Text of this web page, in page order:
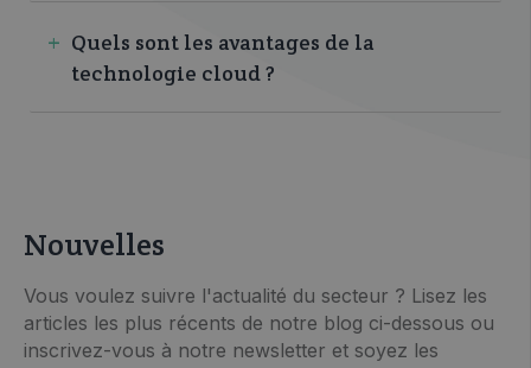
Quels sont les avantages de la
technologie cloud ?
Nouvelles
Vous voulez suivre l'actualité du secteur ? Lisez les
articles les plus récents de notre blog ci-dessous ou
inscrivez-vous à notre newsletter et soyez les